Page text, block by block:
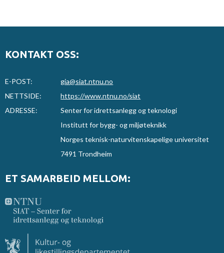
KONTAKT OSS:
E-POST:
gia@siat.ntnu.no
NETTSIDE:
https://www.ntnu.no/siat
ADRESSE:
Senter for idrettsanlegg og teknologi
Institutt for bygg- og miljøteknikk
Norges teknisk-naturvitenskapelige universitet
7491 Trondheim
ET SAMARBEID MELLOM: